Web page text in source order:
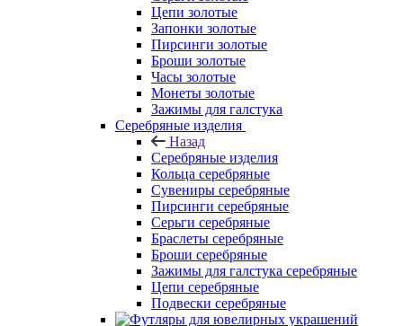
Цепи золотые
Запонки золотые
Пирсинги золотые
Броши золотые
Часы золотые
Монеты золотые
Зажимы для галстука
Серебряные изделия
Назад
Серебряные изделия
Кольца серебряные
Сувениры серебряные
Пирсинги серебряные
Серьги серебряные
Браслеты серебряные
Броши серебряные
Зажимы для галстука серебряные
Цепи серебряные
Подвески серебряные